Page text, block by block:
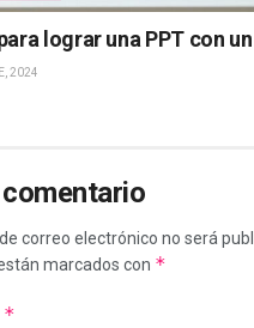
lograr una PPT con
2024
comentario
correo electrónico no será
marcados con *
*